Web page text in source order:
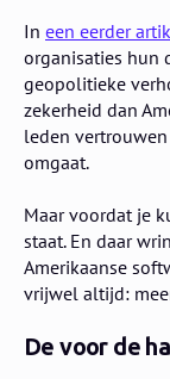
In een eerder
organisaties hun
geopolitieke
zekerheid dan
leden
omgaat.
Maar voordat je
staat. En daar
Amerikaanse
vrijwel altijd:
De voor de